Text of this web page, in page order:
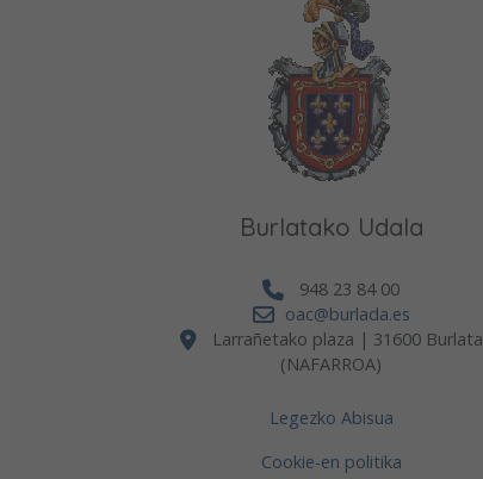
Burlatako Udala
948 23 84 00
oac@burlada.es
Larrañetako plaza | 31600 Burlata
(NAFARROA)
Legezko Abisua
Cookie-en politika